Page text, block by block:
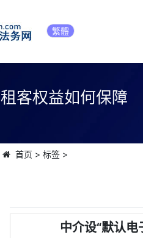
繁體
租客权益如何保障
首页 > 标签>
中介设“默认